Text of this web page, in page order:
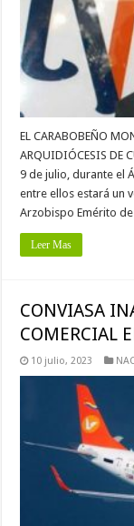
EL CARABOBEÑO
ARQUIDIÓCESIS DE
9 de julio, durante el
entre ellos estará un
Arzobispo Emérito
Leer Mas
CONVIASA
COMERCIAL
10 julio, 2023